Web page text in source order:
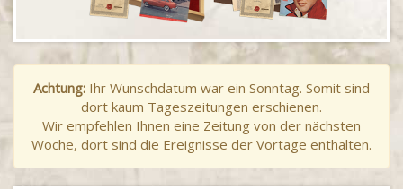
Achtung: Ihr Wunschdatum war ein Sonntag. Somit sind
dort kaum Tageszeitungen erschienen.
Wir empfehlen Ihnen eine Zeitung von der nächsten
Woche, dort sind die Ereignisse der Vortage enthalten.